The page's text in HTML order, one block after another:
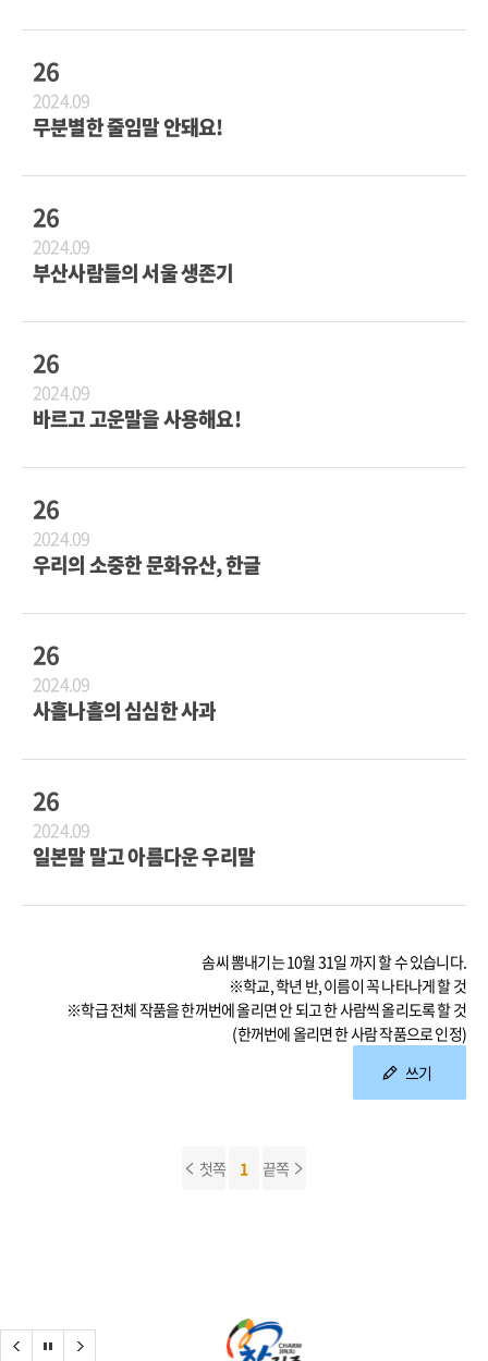
26
2024.09
무분별한 줄임말 안돼요!
26
2024.09
부산사람들의 서울 생존기
26
2024.09
바르고 고운말을 사용해요!
26
2024.09
우리의 소중한 문화유산, 한글
26
2024.09
사흘나흘의 심심한 사과
26
2024.09
일본말 말고 아름다운 우리말
솜씨 뽐내기는 10월 31일 까지 할 수 있습니다.
※학교, 학년 반, 이름이 꼭 나타나게 할 것
※학급 전체 작품을 한꺼번에 올리면 안 되고 한 사람씩 올리도록 할 것
(한꺼번에 올리면 한 사람 작품으로 인정)
쓰기
첫쪽 1 끝쪽